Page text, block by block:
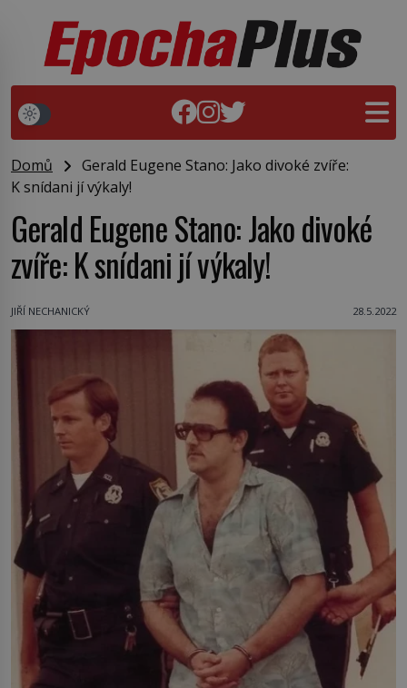
Domů
Gerald Eugene Stano: Jako divoké zvíře:
K snídani jí výkaly!
Gerald Eugene Stano: Jako divoké
zvíře: K snídani jí výkaly!
JIŘÍ NECHANICKÝ 28.5.2022